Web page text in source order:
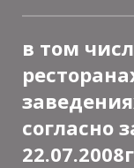
в том
согласно